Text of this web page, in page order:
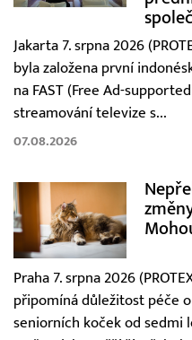
Jakarta 7. srpna 2026
byla založena první
na FAST (Free Ad-
streamování televize s...
07.08.2026
Praha 7. srpna 2026
připomíná důležitost péče
seniorních koček od sedmi